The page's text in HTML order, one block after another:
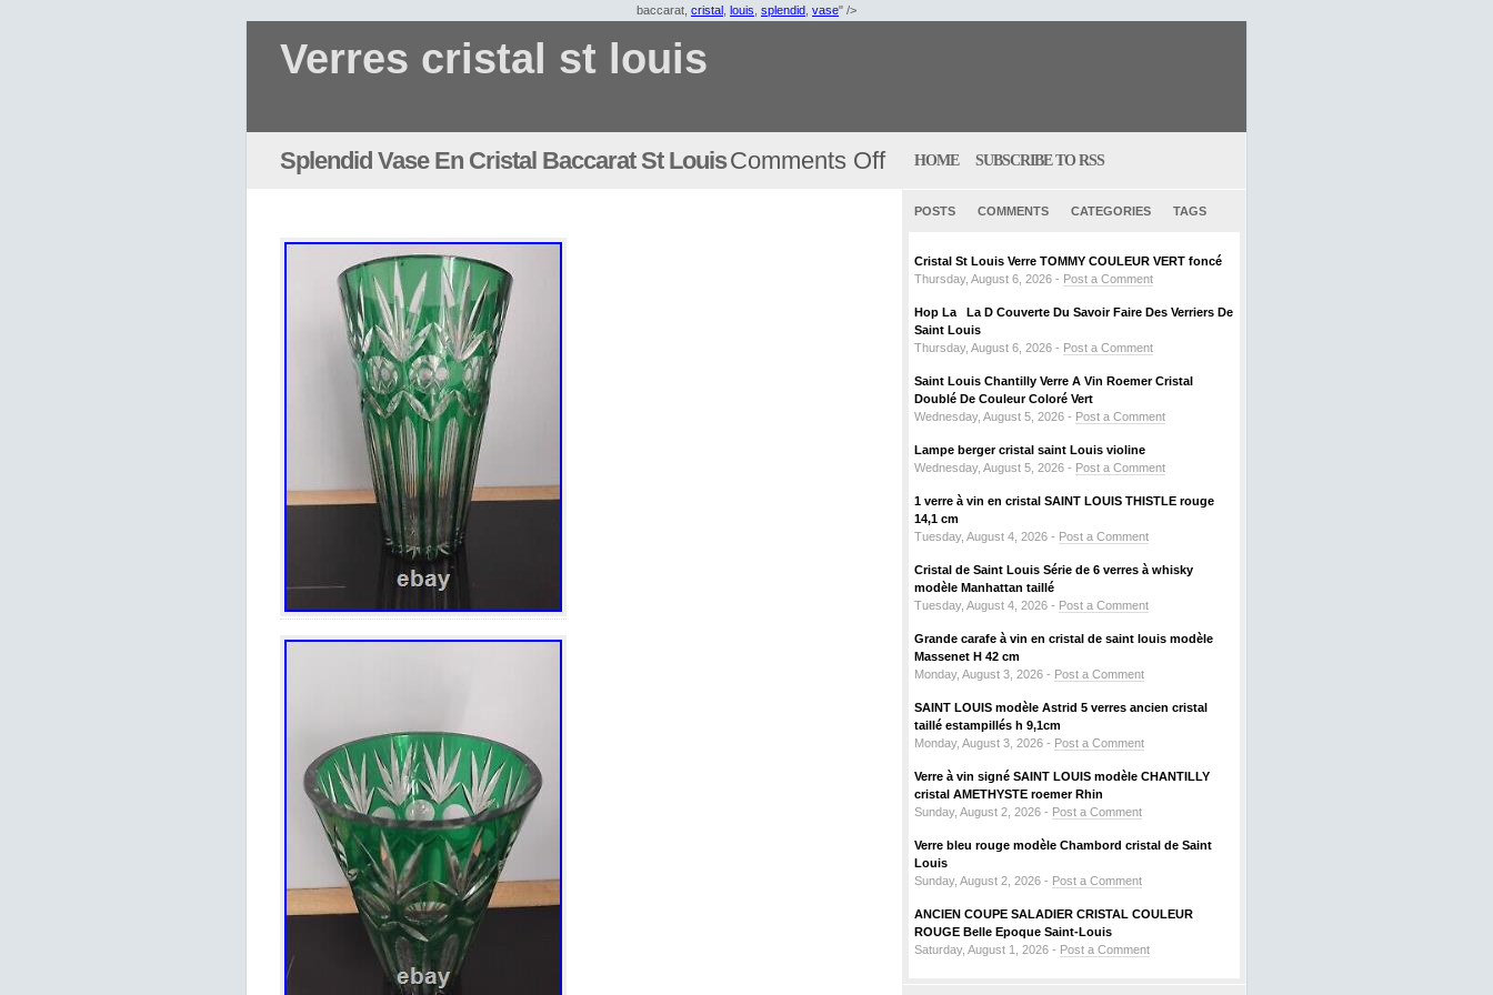
baccarat, cristal louis splendid vase" />
Verres cristal st louis
Splendid Vase En Cristal Baccarat St LouisComments Off HOME SUBSCRIBE TO RSS
POSTS COMMENTS CATEGORIES TAGS
Cristal St Louis Verre TOMMY COULEUR VERT foncé
Thursday, August 6, 2026 - Post a Comment
Hop La La D Couverte Du Savoir Faire Des Verriers De
Saint Louis
Thursday, August 6, 2026 - Post a Comment
Saint Louis Chantilly Verre A Vin Roemer Cristal
Doublé De Couleur Coloré Vert
Wednesday, August 5, 2026 - Post a Comment
Lampe berger cristal saint Louis violine
Wednesday, August 5, 2026 - Post a Comment
1 verre à vin en cristal SAINT LOUIS THISTLE rouge
14,1 cm
Tuesday, August 4, 2026 - Post a Comment
Cristal de Saint Louis Série de 6 verres à whisky
modèle Manhattan taillé
Tuesday, August 4, 2026 - Post a Comment
Grande carafe à vin en cristal de saint louis modèle
Massenet H 42 cm
Monday, August 3, 2026 - Post a Comment
SAINT LOUIS modèle Astrid 5 verres ancien cristal
taillé estampillés h 9,1cm
Monday, August 3, 2026 - Post a Comment
Verre à vin signé SAINT LOUIS modèle CHANTILLY
cristal AMETHYSTE roemer Rhin
Sunday, August 2, 2026 - Post a Comment
Verre bleu rouge modèle Chambord cristal de Saint
Louis
Sunday, August 2, 2026 - Post a Comment
ANCIEN COUPE SALADIER CRISTAL COULEUR
ROUGE Belle Epoque Saint-Louis
Saturday, August 1, 2026 - Post a Comment